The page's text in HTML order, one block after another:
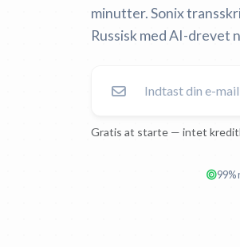
minutter. Sonix
Russisk med AI-drevet
Gratis at starte — intet
99%